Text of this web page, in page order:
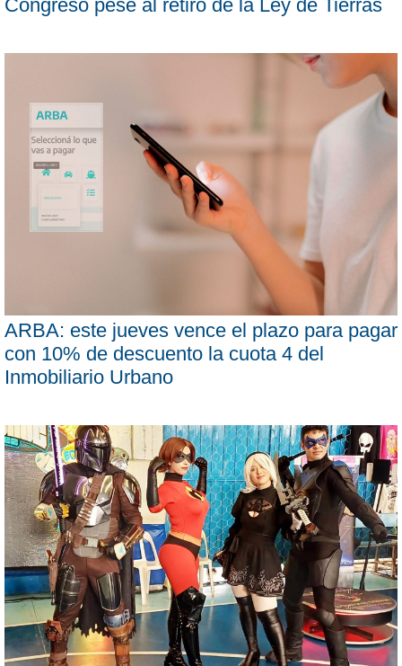
Congreso pese al retiro de la Ley de Tierras
ARBA: este jueves vence el plazo para pagar
con 10% de descuento la cuota 4 del
Inmobiliario Urbano